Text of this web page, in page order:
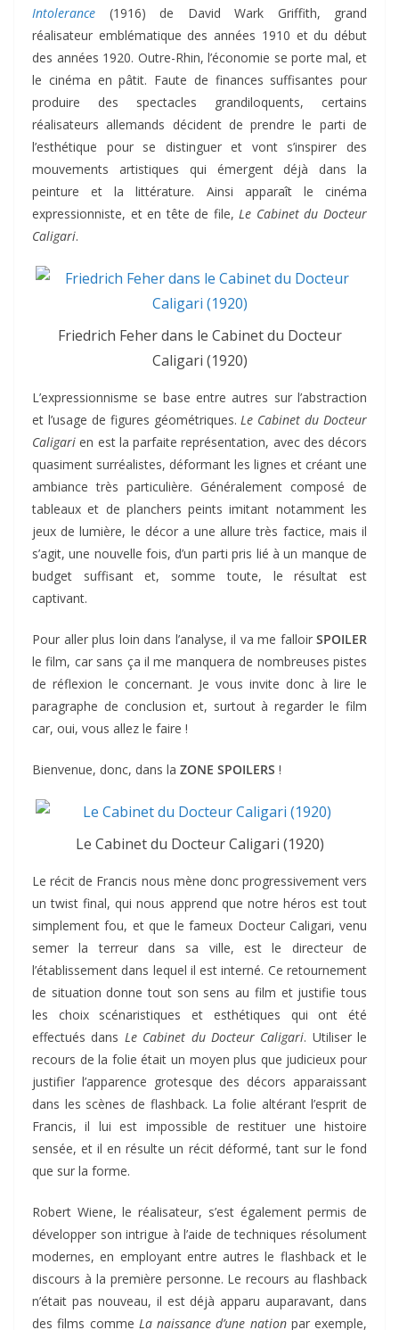
Intolerance (1916) de David Wark Griffith, grand
réalisateur emblématique des années 1910 et du début
des années 1920. Outre-Rhin, l’économie se porte mal, et
le cinéma en pâtit. Faute de finances suffisantes pour
produire des spectacles grandiloquents, certains
réalisateurs allemands décident de prendre le parti de
l’esthétique pour se distinguer et vont s’inspirer des
mouvements artistiques qui émergent déjà dans la
peinture et la littérature. Ainsi apparaît le cinéma
expressionniste, et en tête de file,Le Cabinet du Docteur
Caligari.
Friedrich Feher dans le Cabinet du Docteur
Caligari (1920)
L’expressionnisme se base entre autres sur l’abstraction
et l’usage de figures géométriques.Le Cabinet du Docteur
Caligari en est la parfaite représentation, avec des décors
quasiment surréalistes, déformant les lignes et créant une
ambiance très particulière. Généralement composé de
tableaux et de planchers peints imitant notamment les
jeux de lumière, le décor a une allure très factice, mais il
s’agit, une nouvelle fois, d’un parti pris lié à un manque de
budget suffisant et, somme toute, le résultat est
captivant.
Pour aller plus loin dans l’analyse, il va me falloirSPOILER
le film, car sans ça il me manquera de nombreuses pistes
de réflexion le concernant. Je vous invite donc à lire le
paragraphe de conclusion et, surtout à regarder le film
car, oui, vous allez le faire !
Bienvenue, donc, dans la ZONE SPOILERS !
Le Cabinet du Docteur Caligari (1920)
Le récit de Francis nous mène donc progressivement vers
un twist final, qui nous apprend que notre héros est tout
simplement fou, et que le fameux Docteur Caligari, venu
semer la terreur dans sa ville, est le directeur de
l’établissement dans lequel il est interné. Ce retournement
de situation donne tout son sens au film et justifie tous
les choix scénaristiques et esthétiques qui ont été
effectués dans Le Cabinet du Docteur Caligari. Utiliser le
recours de la folie était un moyen plus que judicieux pour
justifier l’apparence grotesque des décors apparaissant
dans les scènes de flashback. La folie altérant l’esprit de
Francis, il lui est impossible de restituer une histoire
sensée, et il en résulte un récit déformé, tant sur le fond
que sur la forme.
Robert Wiene, le réalisateur, s’est également permis de
développer son intrigue à l’aide de techniques résolument
modernes, en employant entre autres le flashback et le
discours à la première personne. Le recours au flashback
n’était pas nouveau, il est déjà apparu auparavant, dans
des films comme La naissance d’une nationpar exemple,